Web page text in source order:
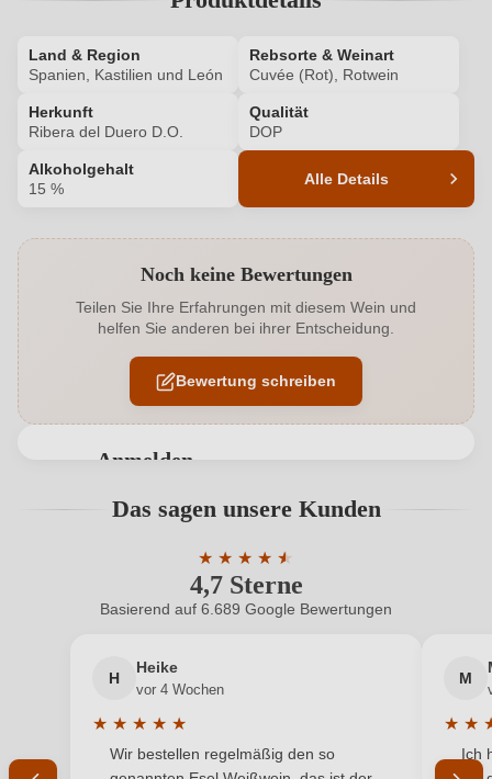
Land & Region
Spanien, Kastilien und León
Rebsorte & Weinart
Cuvée (Rot), Rotwein
Herkunft
Ribera del Duero D.O.
Qualität
DOP
Alkoholgehalt
15 %
Alle Details
Alkoholgehalt in % 15 %
Allergene Enthält Sulfite
Geographische Angabe Ribera del Duero D.O.
adresse
28014 Madrid, Spanien
Qualität DOP
Noch keine Bewertungen
Teilen Sie Ihre Erfahrungen mit diesem Wein und
helfen Sie anderen bei ihrer Entscheidung.
Bewertung schreiben
Anmelden
Benutzern abgegeben werden. Bitte loggen Sie sich
Neuer Kunde? Neuer Kunde?
Ihre E-Mail-Adresse
Ihr Passwort
Das sagen unsere Kunden
4,7 Sterne
★ ★ ★ ★ ★
★
Durchschnittliche Bewertung von 4.7
Basierend auf 6.689 Google Bewertungen
H
Heike
vor 4 Wochen
★ ★ ★ ★ ★
Durchschnittliche Bewertung von 5 von 5 Sternen
Wir bestellen regelmäßig den so
M
★ ★
Ich